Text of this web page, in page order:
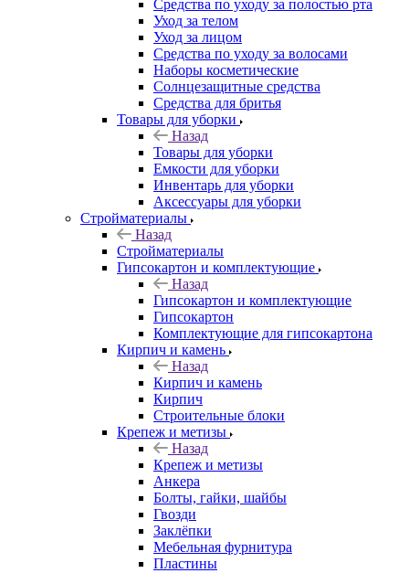
Средства по уходу за полостью рта
Уход за телом
Уход за лицом
Средства по уходу за волосами
Наборы косметические
Солнцезащитные средства
Средства для бритья
Товары для уборки
Назад
Товары для уборки
Емкости для уборки
Инвентарь для уборки
Аксессуары для уборки
Стройматериалы
Назад
Стройматериалы
Гипсокартон и комплектующие
Назад
Гипсокартон и комплектующие
Гипсокартон
Комплектующие для гипсокартона
Кирпич и камень
Назад
Кирпич и камень
Кирпич
Строительные блоки
Крепеж и метизы
Назад
Крепеж и метизы
Анкера
Болты, гайки, шайбы
Гвозди
Заклёпки
Мебельная фурнитура
Пластины